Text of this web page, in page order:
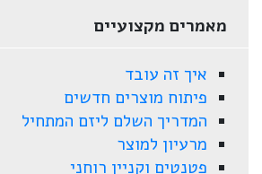
מאמרים מקצועיים
איך זה עובד
פיתוח מוצרים חדשים
המדריך השלם ליזם המתחיל
מרעיון למוצר
פטנטים וקניין רוחני